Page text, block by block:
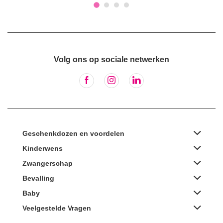
Volg ons op sociale netwerken
Geschenkdozen en voordelen
Kinderwens
Zwangerschap
Bevalling
Baby
Veelgestelde Vragen